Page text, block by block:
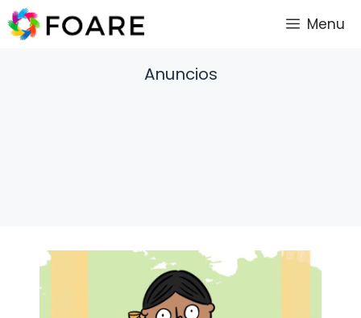
Saltar
al
Menu
Anuncios